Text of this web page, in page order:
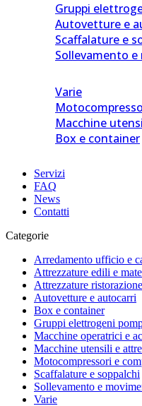
Gruppi
Autovetture e
Scaffalature e
Sollevamento
Varie
Macchine
Box e container
Servizi
FAQ
News
Contatti
Categorie
Arredamento ufficio e
Attrezzature edili e
Attrezzature ristorazione
Autovetture e autocarri
Box e container
Gruppi elettrogeni
Macchine operatrici e
Macchine utensili e
Motocompressori e
Scaffalature e soppalchi
Sollevamento e
Varie